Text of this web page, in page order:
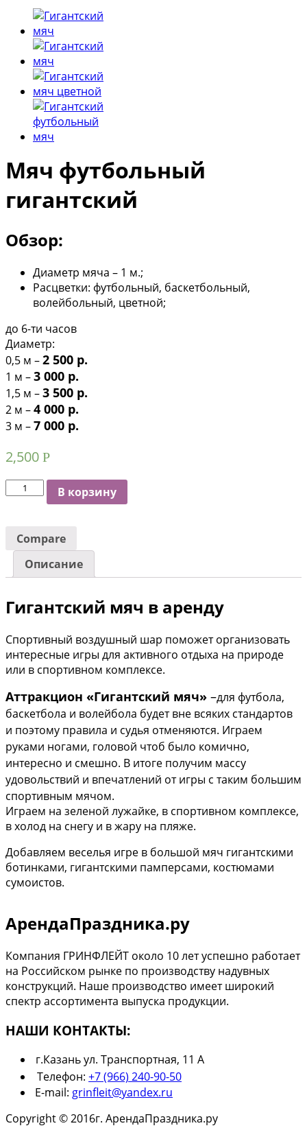
Мяч футбольный
гигантский
Обзор:
Диаметр мяча – 1 м.;
Расцветки: футбольный, баскетбольный,
волейбольный, цветной;
до 6-ти часов
Диаметр:
0,5 м –2 500 р.
1 м –3 000 р.
1,5 м –3 500 р.
2 м –4 000 р.
3 м –7 000 р.
2,500 Р
КоличествоВ корзину
Compare
Описание
Гигантский мяч в аренду
Спортивный воздушный шар поможет организовать
интересные игры для активного отдыха на природе
или в спортивном комплексе.
Аттракцион «Гигантский мяч» –для футбола,
баскетбола и волейбола будет вне всяких стандартов
и поэтому правила и судья отменяются. Играем
руками ногами, головой чтоб было комично,
интересно и смешно. В итоге получим массу
удовольствий и впечатлений от игры с таким большим
спортивным мячом.
Играем на зеленой лужайке, в спортивном комплексе,
в холод на снегу и в жару на пляже.
Добавляем веселья игре в большой мяч гигантскими
ботинками, гигантскими памперсами, костюмами
сумоистов.
АрендаПраздника.ру
Компания ГРИНФЛЕЙТ около 10 лет успешно работает
на Российском рынке по производству надувных
конструкций. Наше производство имеет широкий
спектр ассортимента выпуска продукции.
НАШИ КОНТАКТЫ:
г.Казань ул. Транспортная, 11 А
Телефон: +7 (966) 240-90-50
E-mail: grinfleit@yandex.ru
Copyright © 2016г. АрендаПраздника.ру